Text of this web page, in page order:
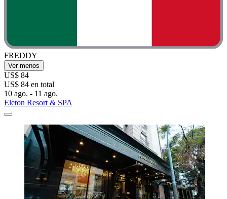
FREDDY
Ver menos
US$ 84
US$ 84 en total
10 ago. - 11 ago.
Eleton Resort & SPA